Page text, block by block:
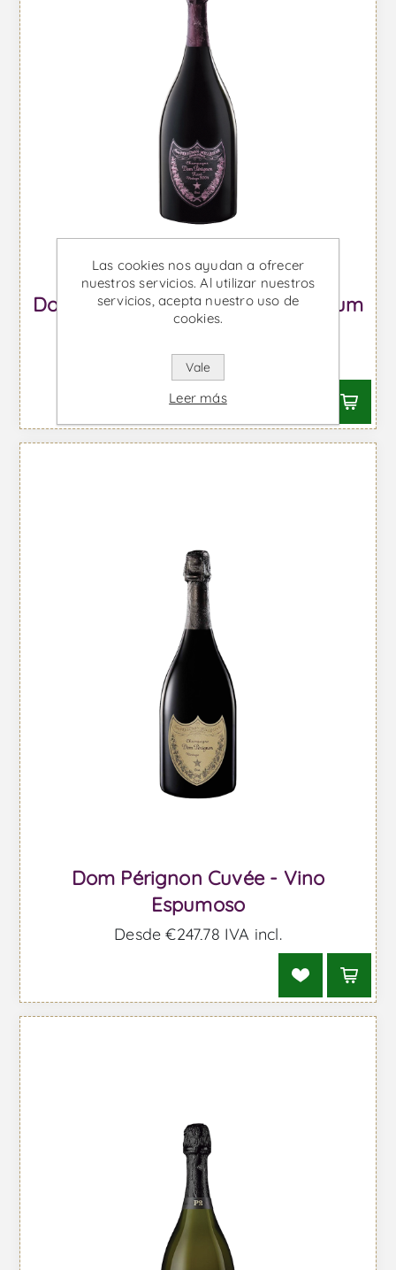
Dom Pérignon Cuvée Rosé Magnum
- Vino Espumoso
Desde €1316,21 IVA incl.
Dom Pérignon Cuvée - Vino
Espumoso
Desde €247,78 IVA incl.
Las cookies nos ayudan a ofrecer
nuestros servicios. Al utilizar nuestros
servicios, acepta nuestro uso de
cookies.
Vale
Leer más